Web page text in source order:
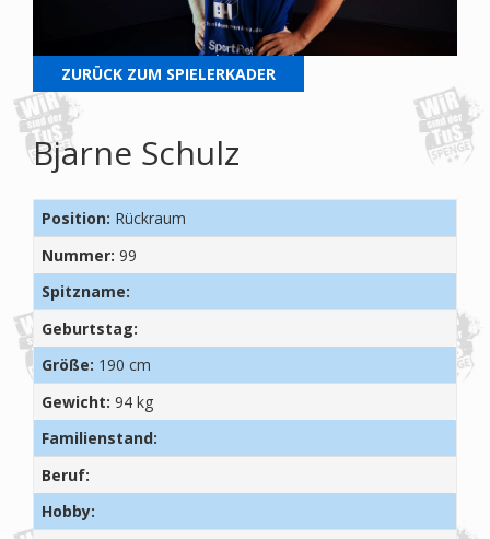
ZURÜCK ZUM SPIELERKADER
Bjarne Schulz
Position: Rückraum
Nummer: 99
Spitzname:
Geburtstag:
Größe: 190 cm
Gewicht: 94 kg
Familienstand:
Beruf:
Hobby: